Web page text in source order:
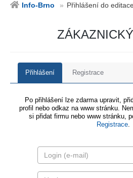
Info-Brno Přihlášení do
Přihlášení Registrace
Po přihlášení lze zdarma upravit,
profil nebo odkaz na www stránku.
si přidat firmu nebo www stránku,
Registrace.